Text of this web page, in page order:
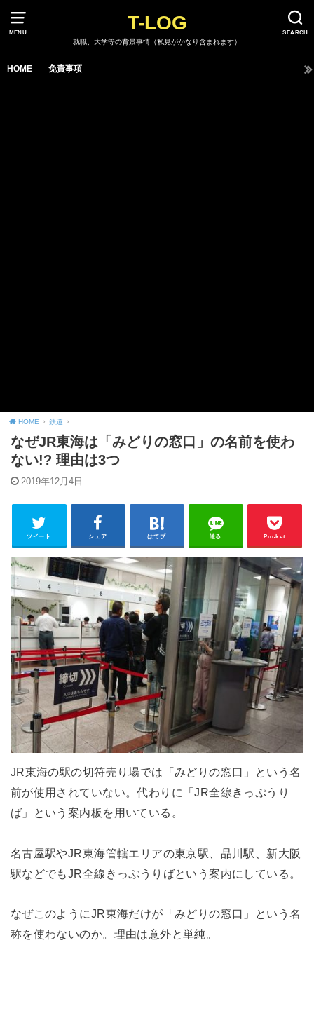
MENU SEARCH
T-LOG
就職、大学等の背景事情（私見がかなり含まれます）
HOME 免責事項
HOME 鉄道
なぜJR東海は「みどりの窓口」の名前を使わ
ない!? 理由は3つ
2019年12月4日
ツイート シェア はてブ 送る Pocket
JR東海の駅の切符売り場では「みどりの窓口」という名
前が使用されていない。代わりに「JR全線きっぷうり
ば」という案内板を用いている。
名古屋駅やJR東海管轄エリアの東京駅、品川駅、新大阪
駅などでもJR全線きっぷうりばという案内にしている。
なぜこのようにJR東海だけが「みどりの窓口」という名
称を使わないのか。理由は意外と単純。